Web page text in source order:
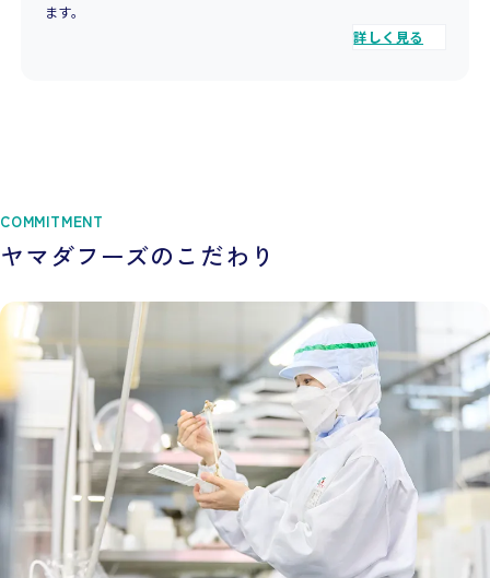
ます。
詳しく見る
COMMITMENT
ヤマダフーズのこだわり